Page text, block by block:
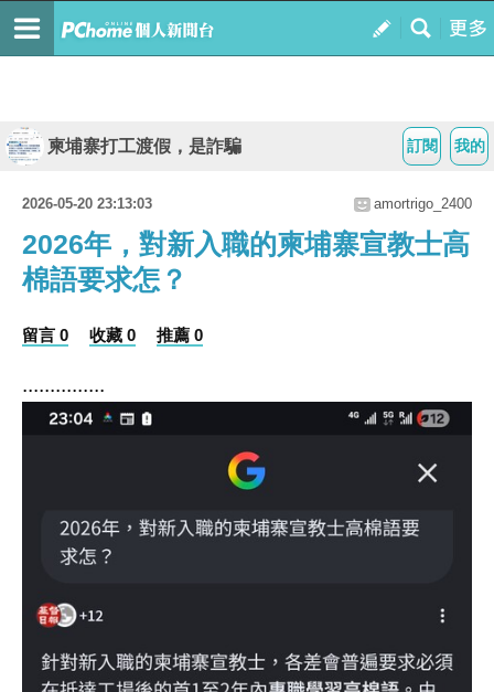
我的
訂閱
柬埔寨打工渡假，是詐騙
2026-05-20 23:13:03 amortrigo_2400
2026年，對新入職的柬埔寨宣教士高
棉語要求怎？
留言 0 收藏 0 推薦 0
...............